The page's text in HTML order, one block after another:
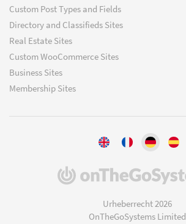
Custom Post Types and Fields
Directory and Classifieds Sites
Real Estate Sites
Custom WooCommerce Sites
Business Sites
Membership Sites
Urheberrecht 2026
OnTheGoSystems Limited